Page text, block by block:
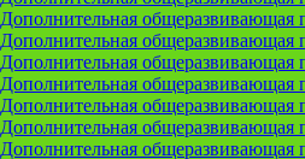
Дополнительная общеразвивающая
Дополнительная общеразвивающая
Дополнительная общеразвивающая
Дополнительная
Дополнительная
Дополнительная общеразвивающая
Дополнительная общеразвивающая